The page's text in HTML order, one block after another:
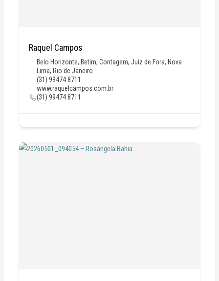
Raquel Campos
Belo Horizonte, Betim, Contagem, Juiz de Fora, Nova
Lima, Rio de Janeiro
(31) 99474 8711
www.raquelcampos.com.br
(31) 99474 8711